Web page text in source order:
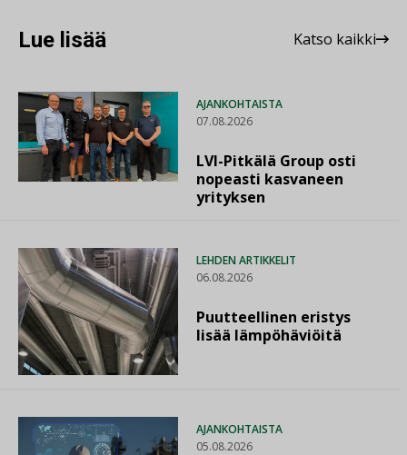
Lue lisää Katso kaikki
AJANKOHTAISTA
07.08.2026
LVI-Pitkälä Group osti
nopeasti kasvaneen
yrityksen
LEHDEN ARTIKKELIT
06.08.2026
Puutteellinen eristys
lisää lämpöhäviöitä
AJANKOHTAISTA
05.08.2026